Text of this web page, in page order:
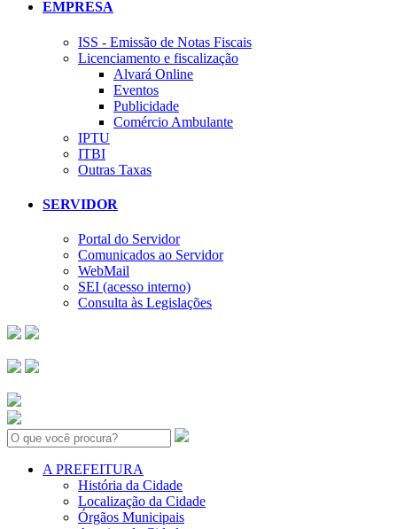
EMPRESA
ISS - Emissão de Notas Fiscais
Licenciamento e fiscalização
Alvará Online
Eventos
Publicidade
Comércio Ambulante
IPTU
ITBI
Outras Taxas
SERVIDOR
Portal do Servidor
Comunicados ao Servidor
WebMail
SEI (acesso interno)
Consulta às Legislações
Search:
A PREFEITURA
História da Cidade
Localização da Cidade
Órgãos Municipais